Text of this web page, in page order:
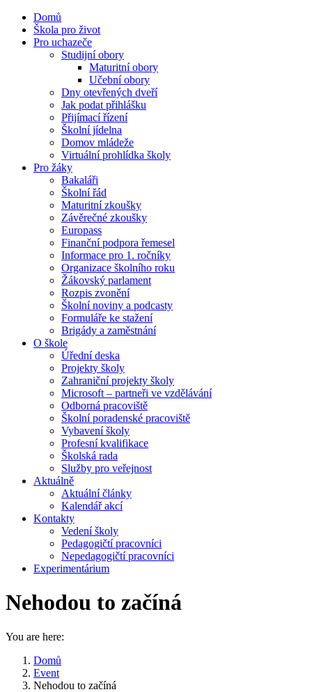
Domů
Škola pro život
Pro uchazeče
Studijní obory
Maturitní obory
Učební obory
Dny otevřených dveří
Jak podat přihlášku
Přijímací řízení
Školní jídelna
Domov mládeže
Virtuální prohlídka školy
Pro žáky
Bakaláři
Školní řád
Maturitní zkoušky
Závěrečné zkoušky
Europass
Finanční podpora řemesel
Informace pro 1. ročníky
Organizace školního roku
Žákovský parlament
Rozpis zvonění
Školní noviny a podcasty
Formuláře ke stažení
Brigády a zaměstnání
O škole
Úřední deska
Projekty školy
Zahraniční projekty školy
Microsoft – partneři ve vzdělávání
Odborná pracoviště
Školní poradenské pracoviště
Vybavení školy
Profesní kvalifikace
Školská rada
Služby pro veřejnost
Aktuálně
Aktuální články
Kalendář akcí
Kontakty
Vedení školy
Pedagogičtí pracovníci
Nepedagogičtí pracovníci
Experimentárium
Nehodou to začíná
You are here:
Domů
Event
Nehodou to začíná